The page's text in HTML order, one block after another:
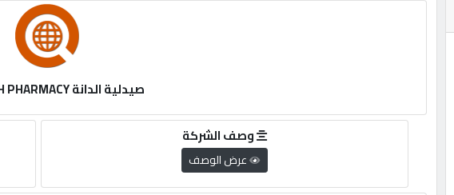
صيدلية الدانة AL DANAH PHARMACY
وصف الشركة
عرض الوصف